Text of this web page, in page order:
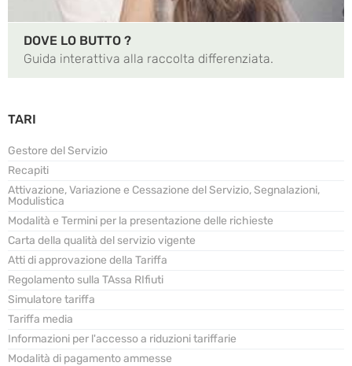
DOVE LO BUTTO ?
Guida interattiva alla raccolta differenziata.
TARI
Gestore del Servizio
Recapiti
Attivazione, Variazione e Cessazione del Servizio, Segnalazioni,
Modulistica
Modalità e Termini per la presentazione delle richieste
Carta della qualità del servizio vigente
Atti di approvazione della Tariffa
Regolamento sulla TAssa RIfiuti
Simulatore tariffa
Tariffa media
Informazioni per l'accesso a riduzioni tariffarie
Modalità di pagamento ammesse